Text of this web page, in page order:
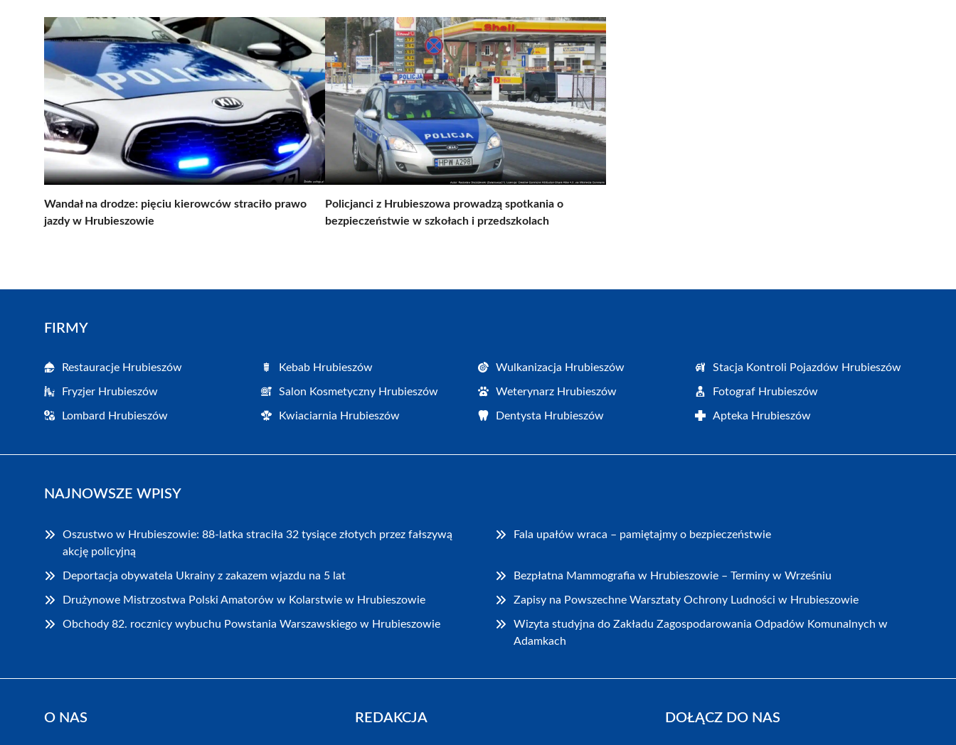
Wandał na drodze: pięciu kierowców straciło prawo
jazdy w Hrubieszowie
Policjanci z Hrubieszowa prowadzą spotkania o
bezpieczeństwie w szkołach i przedszkolach
FIRMY
Restauracje Hrubieszów Kebab Hrubieszów Wulkanizacja Hrubieszów Stacja Kontroli Pojazdów Hrubieszów
Fryzjer Hrubieszów Salon Kosmetyczny Hrubieszów Weterynarz Hrubieszów Fotograf Hrubieszów
Lombard Hrubieszów Kwiaciarnia Hrubieszów Dentysta Hrubieszów Apteka Hrubieszów
NAJNOWSZE WPISY
Oszustwo w Hrubieszowie: 88-latka straciła 32 tysiące złotych przez fałszywą
akcję policyjną
Fala upałów wraca – pamiętajmy o bezpieczeństwie
Deportacja obywatela Ukrainy z zakazem wjazdu na 5 lat Bezpłatna Mammografia w Hrubieszowie – Terminy w Wrześniu
Drużynowe Mistrzostwa Polski Amatorów w Kolarstwie w Hrubieszowie Zapisy na Powszechne Warsztaty Ochrony Ludności w Hrubieszowie
Obchody 82. rocznicy wybuchu Powstania Warszawskiego w Hrubieszowie
Wizyta studyjna do Zakładu Zagospodarowania Odpadów Komunalnych w
Adamkach
O NAS REDAKCJA DOŁĄCZ DO NAS